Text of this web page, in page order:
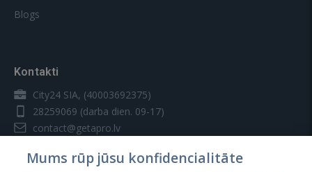
Blogs
Kontakti
City24 SIA, (40003692375)
28259069 (darba dien. 09-17)
contact@getapro.lv
Mums rūp jūsu konfidencialitāte